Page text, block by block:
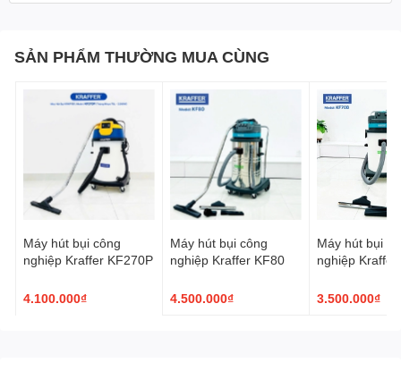
SẢN PHẨM THƯỜNG MUA CÙNG
Máy hút bụi công
nghiệp Kraffer KF270P
4.100.000₫
Máy hút bụi công
nghiệp Kraffer KF80
4.500.000₫
Máy hút bụi
nghiệp Kraffer
3.500.000₫